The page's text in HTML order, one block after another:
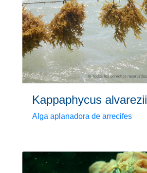
Kappaphycus alvarezii
Alga aplanadora de arrecifes